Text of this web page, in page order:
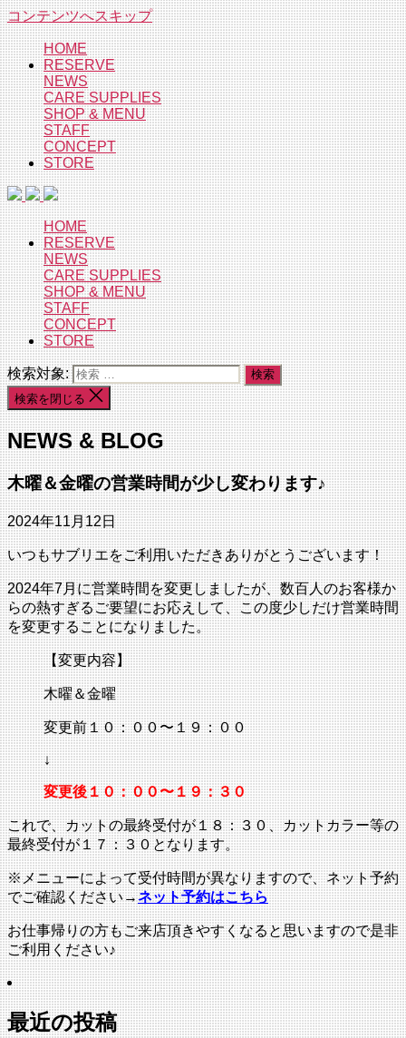
コンテンツへスキップ
HOME
RESERVE
NEWS
CARE SUPPLIES
SHOP & MENU
STAFF
CONCEPT
STORE
HOME
RESERVE
NEWS
CARE SUPPLIES
SHOP & MENU
STAFF
CONCEPT
STORE
検索対象:
検索を閉じる
NEWS & BLOG
木曜＆金曜の営業時間が少し変わります♪
2024年11月12日
いつもサブリエをご利用いただきありがとうございます！
2024年7月に営業時間を変更しましたが、数百人のお客様か
らの熱すぎるご要望にお応えして、この度少しだけ営業時間
を変更することになりました。
【変更内容】
木曜＆金曜
変更前１０：００〜１９：００
↓
変更後１０：００〜１９：３０
これで、カットの最終受付が１８：３０、カットカラー等の
最終受付が１７：３０となります。
※メニューによって受付時間が異なりますので、ネット予約
でご確認ください→ネット予約はこちら
お仕事帰りの方もご来店頂きやすくなると思いますので是非
ご利用ください♪
最近の投稿